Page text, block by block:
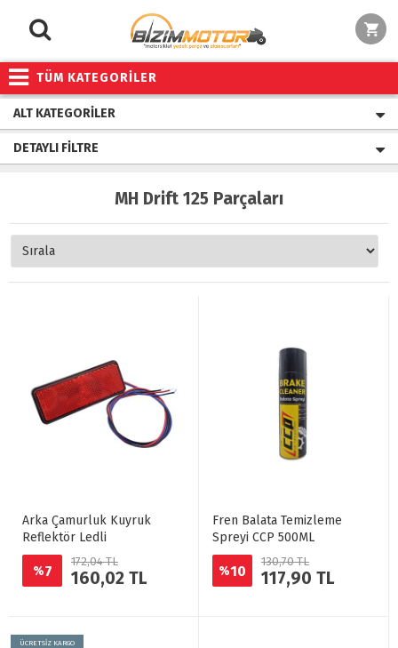
TÜM KATEGORİLER
ALT KATEGORILER
DETAYLI FILTRE
MH Drift 125 Parçaları
Arka Çamurluk Kuyruk
Reflektör Ledli
%7
172,04 TL
160,02 TL
Fren Balata Temizleme
Spreyi CCP 500ML
%10
130,70 TL
117,90 TL
ÜCRETSİZ KARGO